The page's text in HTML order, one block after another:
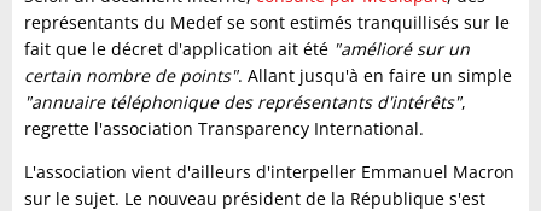
représentants du Medef se sont estimés tranquillisés sur le
fait que le décret d'application ait été "amélioré sur un
certain nombre de points". Allant jusqu'à en faire un simple
"annuaire téléphonique des représentants d'intérêts",
regrette l'association Transparency International.
L'association vient d'ailleurs d'interpeller Emmanuel Macron
sur le sujet. Le nouveau président de la République s'est